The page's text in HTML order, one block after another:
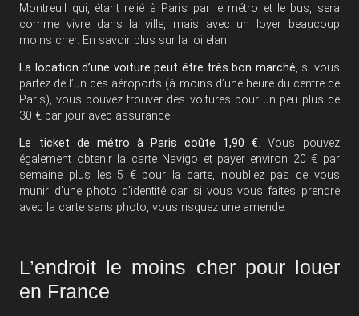
Montreuil qui, étant relié à Paris par le métro et le bus, sera
comme vivre dans la ville, mais avec un loyer beaucoup
moins cher. En savoir plus sur la loi elan.
La location d’une voiture peut être très bon marché, si vous
partez de l’un des aéroports (à moins d’une heure du centre de
Paris), vous pouvez trouver des voitures pour un peu plus de
30 € par jour avec assurance.
Le ticket de métro à Paris coûte 1,90 €. Vous pouvez
également obtenir la carte Navigo et payer environ 20 € par
semaine plus les 5 € pour la carte, n’oubliez pas de vous
munir d’une photo d’identité car si vous vous faites prendre
avec la carte sans photo, vous risquez une amende.
L’endroit le moins cher pour louer
en France